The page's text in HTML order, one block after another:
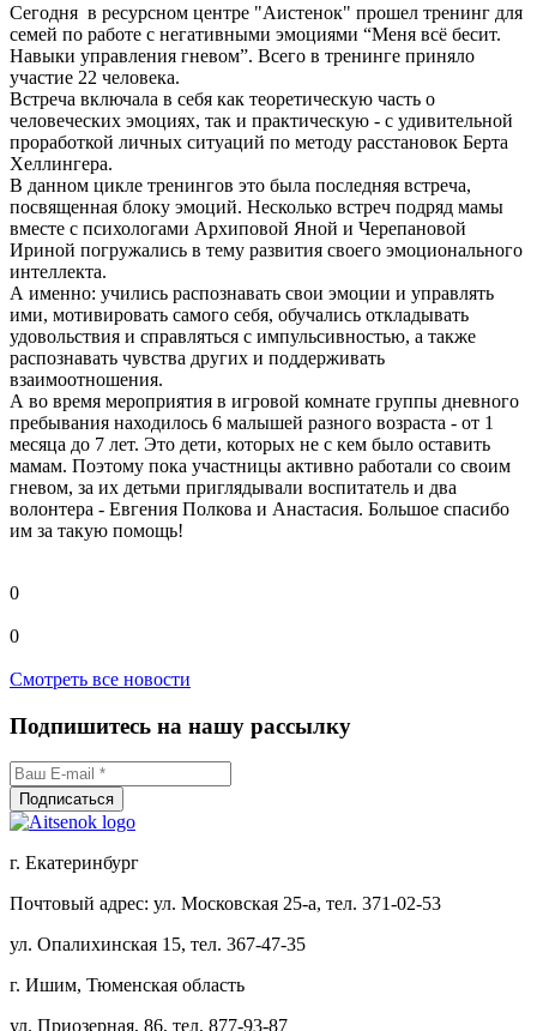
Сегодня в ресурсном центре "Аистенок" прошел тренинг для
семей по работе с негативными эмоциями “Меня всё бесит.
Навыки управления гневом”. Всего в тренинге приняло
участие 22 человека.
Встреча включала в себя как теоретическую часть о
человеческих эмоциях, так и практическую - с удивительной
проработкой личных ситуаций по методу расстановок Берта
Хеллингера.
В данном цикле тренингов это была последняя встреча,
посвященная блоку эмоций. Несколько встреч подряд мамы
вместе с психологами Архиповой Яной и Черепановой
Ириной погружались в тему развития своего эмоционального
интеллекта.
А именно: учились распознавать свои эмоции и управлять
ими, мотивировать самого себя, обучались откладывать
удовольствия и справляться с импульсивностью, а также
распознавать чувства других и поддерживать
взаимоотношения.
А во время мероприятия в игровой комнате группы дневного
пребывания находилось 6 малышей разного возраста - от 1
месяца до 7 лет. Это дети, которых не с кем было оставить
мамам. Поэтому пока участницы активно работали со своим
гневом, за их детьми приглядывали воспитатель и два
волонтера - Евгения Полкова и Анастасия. Большое спасибо
им за такую помощь!
0
0
Смотреть все новости
Подпишитесь на нашу рассылку
г. Екатеринбург
Почтовый адрес: ул. Московская 25-а, тел. 371-02-53
ул. Опалихинская 15, тел. 367-47-35
г. Ишим, Тюменская область
ул. Приозерная, 86, тел. 877-93-87